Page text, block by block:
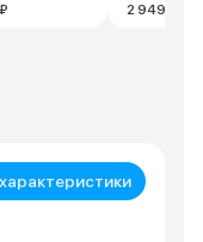
2 949 000